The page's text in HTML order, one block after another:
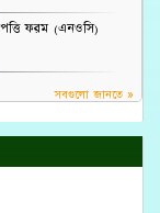
ফরম (এনওসি)
সবগুলো জানতে »